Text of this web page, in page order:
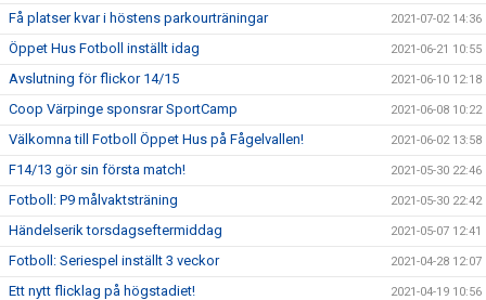
Få platser kvar i höstens parkourträningar 2021-07-02 14:36
Öppet Hus Fotboll inställt idag 2021-06-21 10:55
Avslutning för flickor 14/15 2021-06-10 12:18
Coop Värpinge sponsrar SportCamp 2021-06-08 10:22
Välkomna till Fotboll Öppet Hus på Fågelvallen! 2021-06-02 13:58
F14/13 gör sin första match! 2021-05-30 22:46
Fotboll: P9 målvaktsträning 2021-05-30 22:42
Händelserik torsdagseftermiddag 2021-05-07 12:41
Fotboll: Seriespel inställt 3 veckor 2021-04-28 12:07
Ett nytt flicklag på högstadiet! 2021-04-19 10:56